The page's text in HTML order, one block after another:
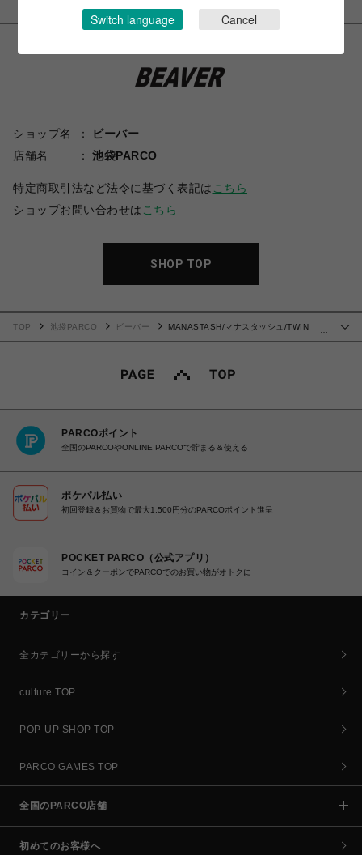
ショップ名
ビーバー
店舗名
池袋PARCO
特定商取引法など法令に基づく表記は こちら
ショップお問い合わせは こちら
SHOP TOP
TOP 池袋PARCO ビーバー
MANASTASH/マナスタッシュ/TWIN
PARCOポイント
全国のPARCOやONLINE PARCOで貯まる＆使える
ポケパル払い
初回登録＆お買物で最大1,500円分のPARCOポイント進呈
POCKET PARCO（公式アプリ）
コイン＆クーポンでPARCOでのお買い物がオトクに
カテゴリー
全カテゴリーから探す
culture TOP
POP-UP SHOP TOP
PARCO GAMES TOP
全国のPARCO店舗
初めてのお客様へ
Switch language Cancel